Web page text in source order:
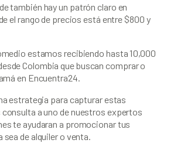
también hay un patrón claro en
el rango de precios está entre $800 y
estamos recibiendo hasta 10,000
Colombia que buscan comprar o
en Encuentra24.
estrategia para capturar estas
a uno de nuestros expertos
te ayudaran a promocionar tus
sea de alquiler o venta.